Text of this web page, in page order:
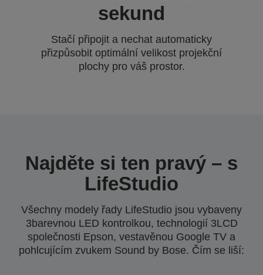
sekund
Stačí připojit a nechat automaticky
přizpůsobit optimální velikost projekční
plochy pro váš prostor.
Najděte si ten pravý – s
LifeStudio
Všechny modely řady LifeStudio jsou vybaveny
3barevnou LED kontrolkou, technologií 3LCD
společnosti Epson, vestavěnou Google TV a
pohlcujícím zvukem Sound by Bose. Čím se liší: